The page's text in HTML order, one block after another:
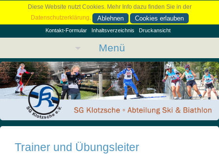
Diese Website nutzt Cookies. Mehr Info dazu finden Sie in der
Datenschutzerklärung. Ablehnen Cookies erlauben
Kontakt-Formular Inhaltsverzeichnis Druckansicht
Menü
Trainer und Übungsleiter